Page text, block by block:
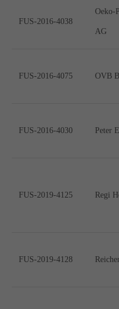
+44 1234 567 890
Drop us a line
adipiscing elit.
massa. Cum sociis
FUS-2016-4038
Oeko-
AG
FUS-2016-4075 OVB
FUS-2016-4030 Peter
FUS-2019-4125 Regi
FUS-2019-4128